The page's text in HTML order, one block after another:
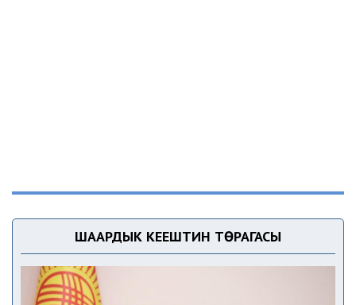
ШААРДЫК КЕҢЕШТИН ТӨРАГАСЫ